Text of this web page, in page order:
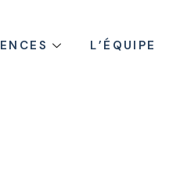
L’ÉQUIPE